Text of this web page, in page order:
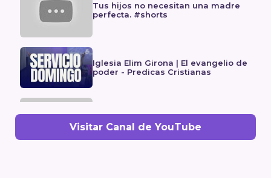
Tus hijos no necesitan una madre
perfecta. #shorts
Iglesia Elim Girona | El evangelio de
poder - Predicas Cristianas
detiene. #shorts
Visitar Canal de YouTube